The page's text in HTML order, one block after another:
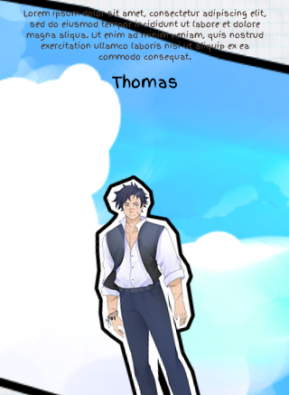
Lorem ipsum dolor sit amet, consectetur adipiscing elit,
sed do eiusmod tempor incididunt ut labore et dolore
magna aliqua. Ut enim ad minim veniam, quis nostrud
exercitation ullamco laboris nisi ut aliquip ex ea
commodo consequat.
Thomas